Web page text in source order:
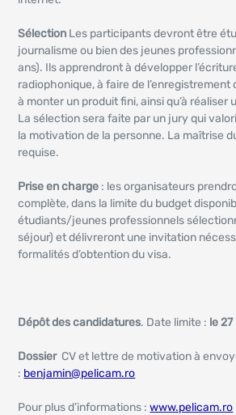
Sélection Les participants devront être
journalisme ou bien des jeunes
ans). Ils apprendront à développer
radiophonique, à faire de l’enregistrement
à monter un produit fini, ainsi qu’à réaliser
La sélection sera faite par un jury qui
la motivation de la personne. La maîtrise
requise.
Prise en charge : les organisateurs
complète, dans la limite du budget
étudiants/jeunes professionnels
séjour) et délivreront une invitation
formalités d’obtention du visa.
Dépôt des candidatures. Date limite : le
Dossier CV et lettre de motivation à
: benjamin@pelicam.ro
Pour plus d’informations :www.pelicam.ro